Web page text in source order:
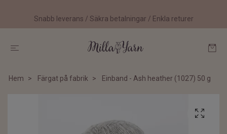
Snabb leverans / Säkra betalningar / Enkla returer
Hem Färgat på fabrik Einband - Ash heather (1027) 50 g